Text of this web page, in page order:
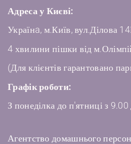
Адреса у Києві:
Українa, м.Київ, вул.Ділова
4 хвилини пішки від
(Для клієнтів гарантовано
Графік роботи:
З понеділка до п'ятниці з
Агентство домашнього